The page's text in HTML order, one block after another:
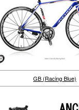
GB (Racing Blue)